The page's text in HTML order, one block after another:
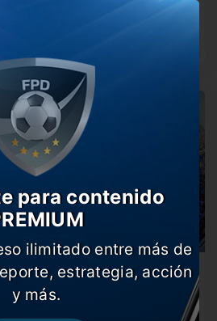
decisión tomada hace dos
de La Bombonera
vuelva a jugar como local en…
para contenido
ilimitado entre más de
estrategia, acción
y más.